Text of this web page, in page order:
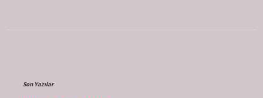
Son Yazılar